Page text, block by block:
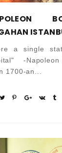
a single
-Napoleon
1700-an...